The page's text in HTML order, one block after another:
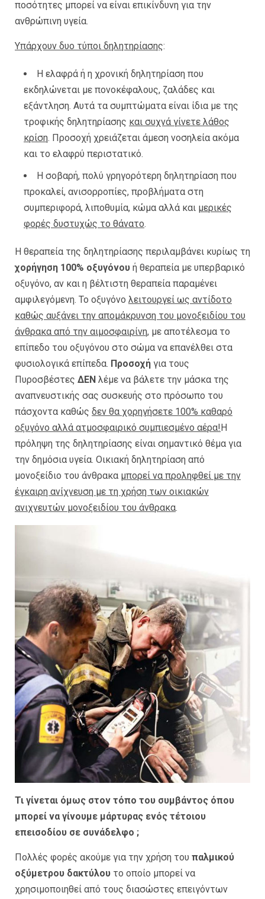
ποσότητες μπορεί να είναι επικίνδυνη για την
ανθρώπινη υγεία.
Υπάρχουν δυο τύποι δηλητηρίασης:
H ελαφρά ή η χρονική δηλητηρίαση που
εκδηλώνεται με πονοκέφαλους, ζαλάδες και
εξάντληση. Αυτά τα συμπτώματα είναι ίδια με της
τροφικής δηλητηρίασης και συχνά γίνετε λάθος
κρίση. Προσοχή χρειάζεται άμεση νοσηλεία ακόμα
και το ελαφρύ περιστατικό.
H σοβαρή, πολύ γρηγορότερη δηλητηρίαση που
προκαλεί, ανισορροπίες, προβλήματα στη
συμπεριφορά, λιποθυμία, κώμα αλλά και μερικές
φορές δυστυχώς το θάνατο.
Η θεραπεία της δηλητηρίασης περιλαμβάνει κυρίως τη
χορήγηση 100% οξυγόνου ή θεραπεία με υπερβαρικό
οξυγόνο, αν και η βέλτιστη θεραπεία παραμένει
αμφιλεγόμενη. Το οξυγόνο λειτουργεί ως αντίδοτο
καθώς αυξάνει την απομάκρυνση του μονοξειδίου του
άνθρακα από την αιμοσφαιρίνη, με αποτέλεσμα το
επίπεδο του οξυγόνου στο σώμα να επανέλθει στα
φυσιολογικά επίπεδα. Προσοχή για τους
Πυροσβέστες ΔΕΝ λέμε να βάλετε την μάσκα της
αναπνευστικής σας συσκευής στο πρόσωπο του
πάσχοντα καθώς δεν θα χορηγήσετε 100% καθαρό
οξυγόνο αλλά ατμοσφαιρικό συμπιεσμένο αέρα!Η
πρόληψη της δηλητηρίασης είναι σημαντικό θέμα για
την δημόσια υγεία. Οικιακή δηλητηρίαση από
μονοξείδιο του άνθρακα μπορεί να προληφθεί με την
έγκαιρη ανίχνευση με τη χρήση των οικιακών
ανιχνευτών μονοξειδίου του άνθρακα.
Τι γίνεται όμως στον τόπο του συμβάντος όπου
μπορεί να γίνουμε μάρτυρας ενός τέτοιου
επεισοδίου σε συνάδελφο ;
Πολλές φορές ακούμε για την χρήση του παλμικού
οξύμετρου δακτύλου το οποίο μπορεί να
χρησιμοποιηθεί από τους διασώστες επειγόντων